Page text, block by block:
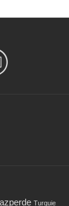
Turquie